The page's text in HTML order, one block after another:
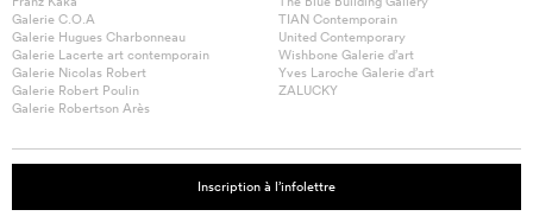
Galerie C.O.A
Galerie Hugues Charbonneau
Galerie Lacerte art contemporain
Galerie Nicolas Robert
Galerie Robert Poulin
Galerie Robertson Arès
TIAN Contemporain
United Contemporary
Wishbone Galerie d’art
Yves Laroche Galerie d’art
ZALUCKY
Inscription à l’infolettre